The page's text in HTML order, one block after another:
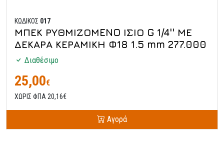
ΚΩΔΙΚΟΣ 017
ΜΠΕΚ ΡΥΘΜΙΖΟΜENO ΙΣΙΟ G 1/4'' ΜΕ
ΔΕΚΑΡΑ ΚΕΡΑΜΙΚΗ Φ18 1.5 mm 277.000
Διαθέσιμο
25,00€
ΧΩΡΙΣ ΦΠΑ 20,16€
Αγορά